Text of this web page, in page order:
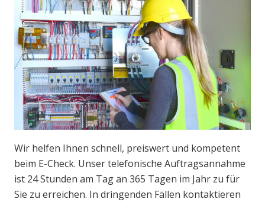
Wir helfen Ihnen schnell, preiswert und kompetent
beim E-Check. Unser telefonische Auftragsannahme
ist 24 Stunden am Tag an 365 Tagen im Jahr zu für
Sie zu erreichen. In dringenden Fällen kontaktieren